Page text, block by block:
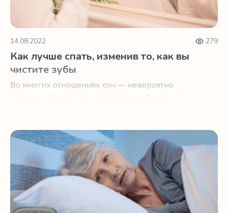
14.08.2022 279
Как лучше спать, изменив то, как вы
чистите зубы
Во многих отношениях сон — невероятно
Ваш возраст вызывает проблемы со сном?